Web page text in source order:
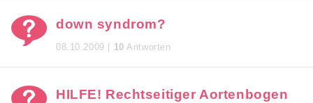
down syndrom?
08.10.2009 | 10 Antworten
HILFE! Rechtseitiger Aortenbogen